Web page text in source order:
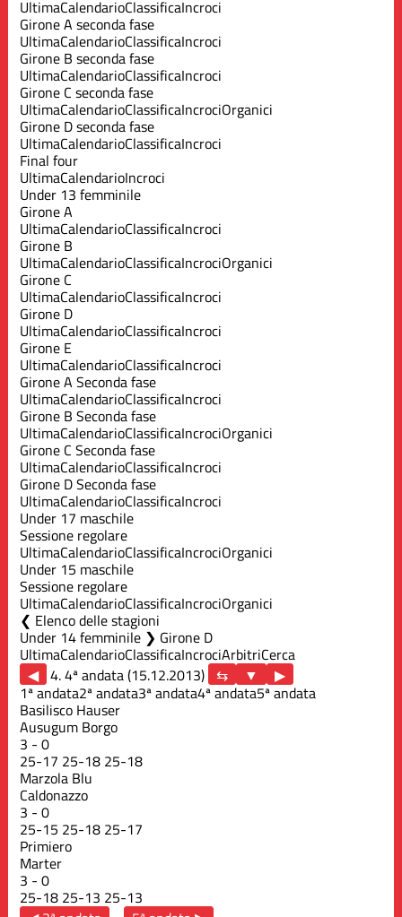
UltimaCalendarioClassificaIncroci
Girone A seconda fase
UltimaCalendarioClassificaIncroci
Girone B seconda fase
UltimaCalendarioClassificaIncroci
Girone C seconda fase
UltimaCalendarioClassificaIncrociOrganici
Girone D seconda fase
UltimaCalendarioClassificaIncroci
Final four
UltimaCalendarioIncroci
Under 13 femminile
Girone A
UltimaCalendarioClassificaIncroci
Girone B
UltimaCalendarioClassificaIncrociOrganici
Girone C
UltimaCalendarioClassificaIncroci
Girone D
UltimaCalendarioClassificaIncroci
Girone E
UltimaCalendarioClassificaIncroci
Girone A Seconda fase
UltimaCalendarioClassificaIncroci
Girone B Seconda fase
UltimaCalendarioClassificaIncrociOrganici
Girone C Seconda fase
UltimaCalendarioClassificaIncroci
Girone D Seconda fase
UltimaCalendarioClassificaIncroci
Under 17 maschile
Sessione regolare
UltimaCalendarioClassificaIncrociOrganici
Under 15 maschile
Sessione regolare
UltimaCalendarioClassificaIncrociOrganici
Elenco delle stagioni
Under 14 femminile ❯ Girone D
UltimaCalendarioClassificaIncrociArbitriCerca
◀ 4. 4ª andata (15.12.2013)
▶
1ª andata2ª andata3ª andata4ª andata5ª andata
Basilisco Hauser
Ausugum Borgo
3 -0
25-17 25-18 25-18
Marzola Blu
Caldonazzo
3 -0
25-15 25-18 25-17
Primiero
Marter
3 -0
25-18 25-13 25-13